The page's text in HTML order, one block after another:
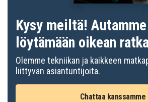
Kysy meiltä!
löytämään oikean
Olemme tekniikan ja kaikkeen
liittyvän asiantuntijoita.
Chattaa kanssamme